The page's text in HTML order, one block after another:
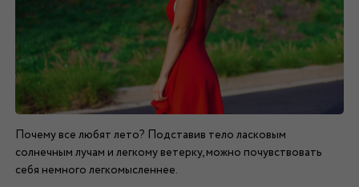
Почему все любят лето? Подставив тело ласковым
солнечным лучам и легкому ветерку, можно почувствовать
себя немного легкомысленнее.